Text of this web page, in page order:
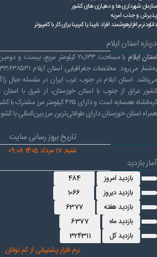
سازمان شهرداری ها و دهیاری های کشور
پذیرش و جذب امریه
دانلودنرم افزارهوشمند افراد نابینا یا کم‌بینا برای کار با کامپیوتر
درباره استان ایلام
استان ایلام
با مساحت ۲۰٬۱۳۳ کیلومتر مربع،
می‌باشد. استان ایلام در جنوب غرب ایران در سلسله جبال
کشور عراق از جنوب با استان خوزستان، از شرق با استان
کرمانشاه همسایه است و دارای ۴۲۵
همراه استان خوزستان دارای طولانی‌ترین مرز بین‌المللی با
تاریخ بروز رسانی سایت
شنبه, 17 مرداد 1405 09:08
آمار بازدید
بازدید امروز
484
بازدید دیروز
1066
بازدید هفته
6377
بازدید ماه
6377
بازدید کل
324311
نرم افزار پشتیبانی از کم توانان